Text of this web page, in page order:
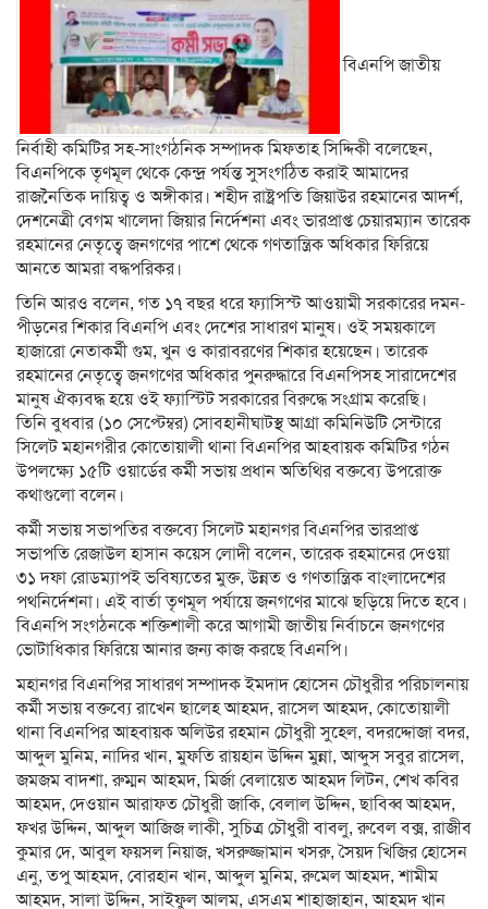
বিএনপি জাতীয়
নির্বাহী কমিটির সহ-সাংগঠনিক সম্পাদক মিফতাহ সিদ্দিকী বলেছেন,
বিএনপিকে তৃণমূল থেকে কেন্দ্র পর্যন্ত সুসংগঠিত করাই আমাদের
রাজনৈতিক দায়িত্ব ও অঙ্গীকার। শহীদ রাষ্ট্রপতি জিয়াউর রহমানের আদর্শ,
দেশনেত্রী বেগম খালেদা জিয়ার নির্দেশনা এবং ভারপ্রাপ্ত চেয়ারম্যান তারেক
রহমানের নেতৃত্বে জনগণের পাশে থেকে গণতান্ত্রিক অধিকার ফিরিয়ে
আনতে আমরা বদ্ধপরিকর।
তিনি আরও বলেন, গত ১৭ বছর ধরে ফ্যাসিস্ট আওয়ামী সরকারের দমন-
পীড়নের শিকার বিএনপি এবং দেশের সাধারণ মানুষ। ওই সময়কালে
হাজারো নেতাকর্মী গুম, খুন ও কারাবরণের শিকার হয়েছেন। তারেক
রহমানের নেতৃত্বে জনগণের অধিকার পুনরুদ্ধারে বিএনপিসহ সারাদেশের
মানুষ ঐক্যবদ্ধ হয়ে ওই ফ্যাস্টিট সরকারের বিরুদ্ধে সংগ্রাম করেছি।
তিনি বুধবার (১০ সেপ্টেম্বর) সোবহানীঘাটস্থ আগ্রা কমিনিউটি সেন্টারে
সিলেট মহানগরীর কোতোয়ালী থানা বিএনপির আহবায়ক কমিটির গঠন
উপলক্ষ্যে ১৫টি ওয়ার্ডের কর্মী সভায় প্রধান অতিথির বক্তব্যে উপরোক্ত
কথাগুলো বলেন।
কর্মী সভায় সভাপতির বক্তব্যে সিলেট মহানগর বিএনপির ভারপ্রাপ্ত
সভাপতি রেজাউল হাসান কয়েস লোদী বলেন, তারেক রহমানের দেওয়া
৩১ দফা রোডম্যাপই ভবিষ্যতের মুক্ত, উন্নত ও গণতান্ত্রিক বাংলাদেশের
পথনির্দেশনা। এই বার্তা তৃণমূল পর্যায়ে জনগণের মাঝে ছড়িয়ে দিতে হবে।
বিএনপি সংগঠনকে শক্তিশালী করে আগামী জাতীয় নির্বাচনে জনগণের
ভোটাধিকার ফিরিয়ে আনার জন্য কাজ করছে বিএনপি।
মহানগর বিএনপির সাধারণ সম্পাদক ইমদাদ হোসেন চৌধুরীর পরিচালনায়
কর্মী সভায় বক্তব্যে রাখেন ছালেহ আহমদ, রাসেল আহমদ, কোতোয়ালী
থানা বিএনপির আহবায়ক অলিউর রহমান চৌধুরী সুহেল, বদরদ্দোজা বদর,
আব্দুল মুনিম, নাদির খান, মুফতি রায়হান উদ্দিন মুন্না, আব্দুস সবুর রাসেল,
জমজম বাদশা, রুম্মন আহমদ, মির্জা বেলায়েত আহমদ লিটন, শেখ কবির
আহমদ, দেওয়ান আরাফত চৌধুরী জাকি, বেলাল উদ্দিন, ছাবিব্ব আহমদ,
ফখর উদ্দিন, আব্দুল আজিজ লাকী, সুচিত্র চৌধুরী বাবলু, রুবেল বক্স, রাজীব
কুমার দে, আবুল ফয়সল নিয়াজ, খসরুজ্জামান খসরু, সৈয়দ খিজির হোসেন
এনু, তপু আহমদ, বোরহান খান, আব্দুল মুনিম, রুমেল আহমদ, শামীম
আহমদ, সালা উদ্দিন, সাইফুল আলম, এসএম শাহাজাহান, আহমদ খান